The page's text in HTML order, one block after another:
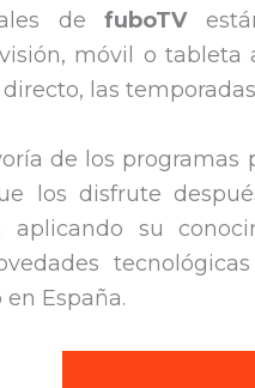
defuboTV
móvil o
las
de los programas
los disfrute
su
España.